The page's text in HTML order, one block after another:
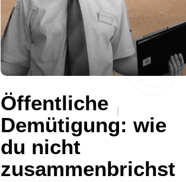
Öffentliche
Demütigung: wie
du nicht
zusammenbrichst